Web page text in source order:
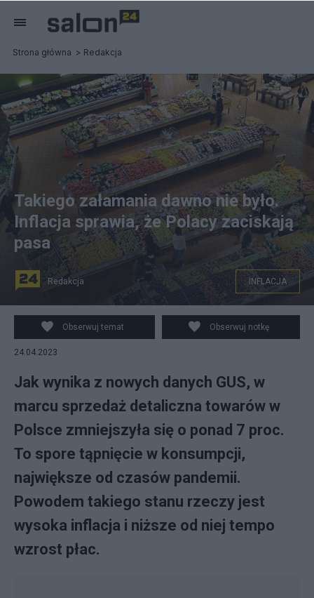
Strona główna Redakcja
Takiego załamania dawno nie było.
Inflacja sprawia, że Polacy zaciskają
pasa
Redakcja INFLACJA
Obserwuj temat Obserwuj notkę
24.04.2023
Jak wynika z nowych danych GUS, w
marcu sprzedaż detaliczna towarów w
Polsce zmniejszyła się o ponad 7 proc.
To spore tąpnięcie w konsumpcji,
największe od czasów pandemii.
Powodem takiego stanu rzeczy jest
wysoka inflacja i niższe od niej tempo
wzrost płac.